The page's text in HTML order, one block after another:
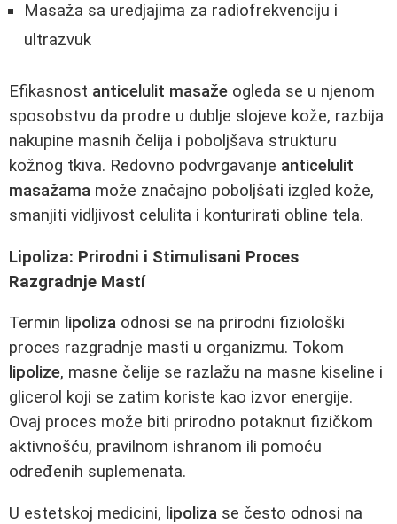
Masaža sa uredjajima za radiofrekvenciju i
ultrazvuk
Efikasnost anticelulit masaže ogleda se u njenom
sposobstvu da prodre u dublje slojeve kože, razbija
nakupine masnih čelija i poboljšava strukturu
kožnog tkiva. Redovno podvrgavanje anticelulit
masažama može značajno poboljšati izgled kože,
smanjiti vidljivost celulita i konturirati obline tela.
Lipoliza: Prirodni i Stimulisani Proces
Razgradnje Mastí
Termin lipoliza odnosi se na prirodni fiziološki
proces razgradnje masti u organizmu. Tokom
lipolize, masne čelije se razlažu na masne kiseline i
glicerol koji se zatim koriste kao izvor energije.
Ovaj proces može biti prirodno potaknut fizičkom
aktivnošću, pravilnom ishranom ili pomoću
određenih suplemenata.
U estetskoj medicini, lipoliza se često odnosi na